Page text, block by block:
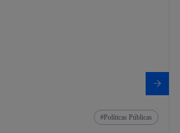
Políticas Públicas